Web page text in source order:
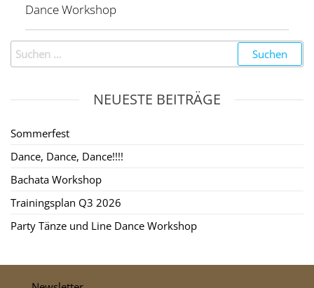
Dance Workshop
NEUESTE BEITRÄGE
Sommerfest
Dance, Dance, Dance!!!!
Bachata Workshop
Trainingsplan Q3 2026
Party Tänze und Line Dance Workshop